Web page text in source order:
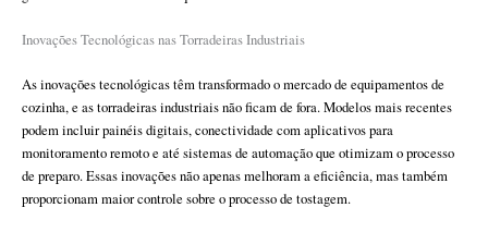
Inovações Tecnológicas nas Torradeiras Industriais
As inovações tecnológicas têm transformado o mercado de equipamentos de
cozinha, e as torradeiras industriais não ficam de fora. Modelos mais recentes
podem incluir painéis digitais, conectividade com aplicativos para
monitoramento remoto e até sistemas de automação que otimizam o processo
de preparo. Essas inovações não apenas melhoram a eficiência, mas também
proporcionam maior controle sobre o processo de tostagem.